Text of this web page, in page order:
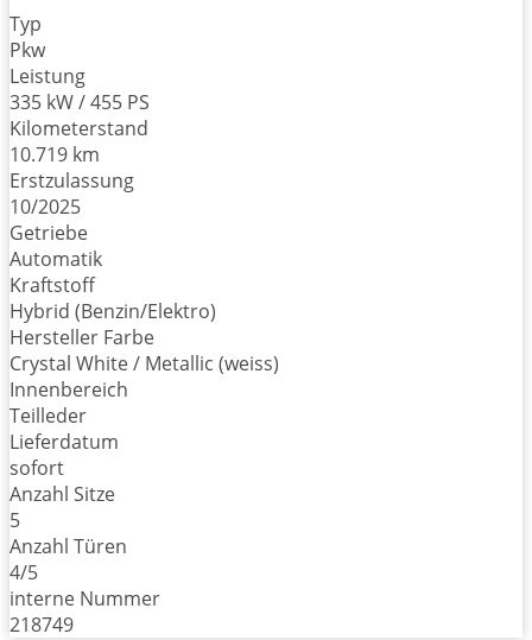
Typ
Pkw
Leistung
335 kW / 455 PS
Kilometerstand
10.719 km
Erstzulassung
10/2025
Getriebe
Automatik
Kraftstoff
Hybrid (Benzin/Elektro)
Hersteller Farbe
Crystal White / Metallic (weiss)
Innenbereich
Teilleder
Lieferdatum
sofort
Anzahl Sitze
5
Anzahl Türen
4/5
interne Nummer
218749